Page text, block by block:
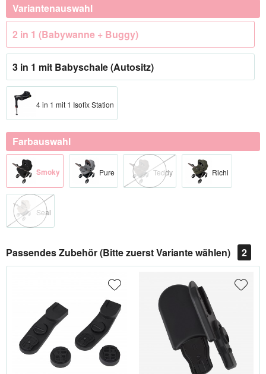
Variantenauswahl
2 in 1 (Babywanne + Buggy)
3 in 1 mit Babyschale (Autositz)
4 in 1 mit 1 Isofix Station
Farbauswahl
Smoky Pure Teddy Richi
Seal
Passendes Zubehör (Bitte zuerst Variante wählen) 2